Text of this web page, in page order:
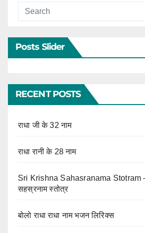
Posts Slider
RECENT POSTS
राधा जी के 32 नाम
राधा रानी के 28 नाम
Sri Krishna Sahasranama Stotram
सहस्रनाम स्तोत्र
बोलो राधा राधा नाम भजन लिरिक्स